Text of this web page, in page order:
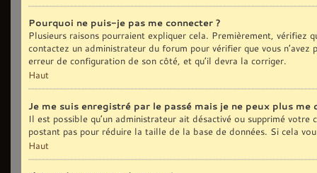
Pourquoi ne puis-je pas me connecter ?
Plusieurs raisons pourraient expliquer cela. Premièrement, vérifiez
contactez un administrateur du forum pour vérifier que vous
erreur de configuration de son côté, et qu’il devra la corriger.
Haut
Je me suis enregistré par le passé mais je ne peux plus me
Il est possible qu’un administrateur ait désactivé ou supprimé
postant pas pour réduire la taille de la base de données. Si cela
Haut